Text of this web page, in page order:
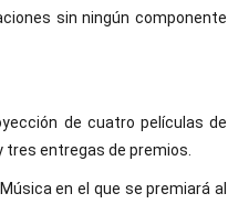
sin ningún componente
de cuatro películas de
tres entregas de premios.
en el que se premiará al